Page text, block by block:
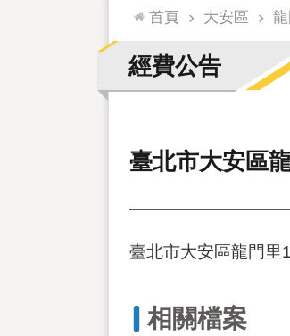
::: 首頁 大安區
經費公告
臺北市大安區
臺北市大安區龍門里
相關檔案